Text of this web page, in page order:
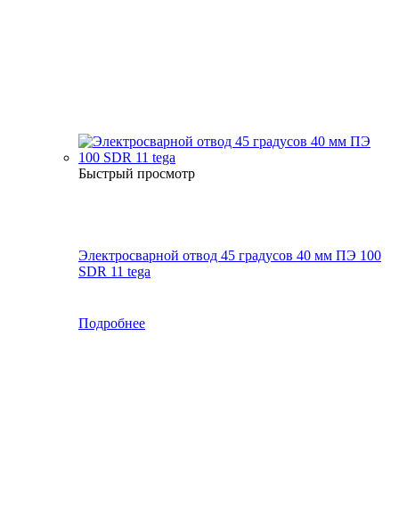
Быстрый просмотр
Электросварной отвод 45 градусов 40 мм ПЭ 100
SDR 11 tega
Подробнее